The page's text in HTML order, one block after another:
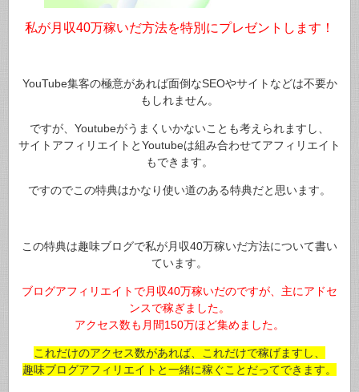
私が月収40万稼いだ方法を特別にプレゼントします！
YouTube集客の極意があれば面倒なSEOやサイトなどは不要か
もしれません。
ですが、Youtubeがうまくいかないことも考えられますし、
サイトアフィリエイトとYoutubeは組み合わせてアフィリエイト
もできます。
ですのでこの特典はかなり使い道のある特典だと思います。
この特典は趣味ブログで私が月収40万稼いだ方法について書い
ています。
ブログアフィリエイトで月収40万稼いだのですが、主にアドセ
ンスで稼ぎました。
アクセス数も月間150万ほど集めました。
これだけのアクセス数があれば、これだけで稼げますし、
趣味ブログアフィリエイトと一緒に稼ぐことだってできます。